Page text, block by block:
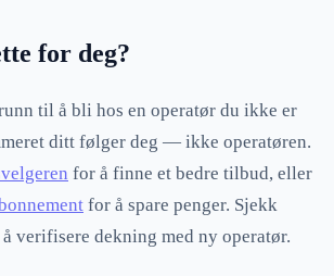
for deg?
til å bli hos en operatør du ikke er
ditt følger deg — ikke operatøren.
for å finne et bedre tilbud, eller
for å spare penger. Sjekk
verifisere dekning med ny operatør.